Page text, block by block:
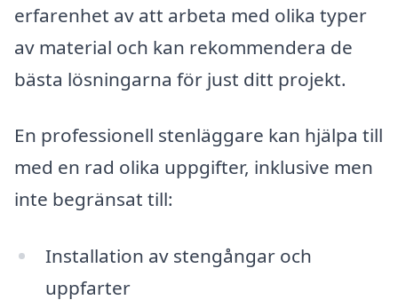
erfarenhet av att arbeta med olika typer
av material och kan rekommendera de
bästa lösningarna för just ditt projekt.
En professionell stenläggare kan hjälpa till
med en rad olika uppgifter, inklusive men
inte begränsat till:
Installation av stengångar och
uppfarter